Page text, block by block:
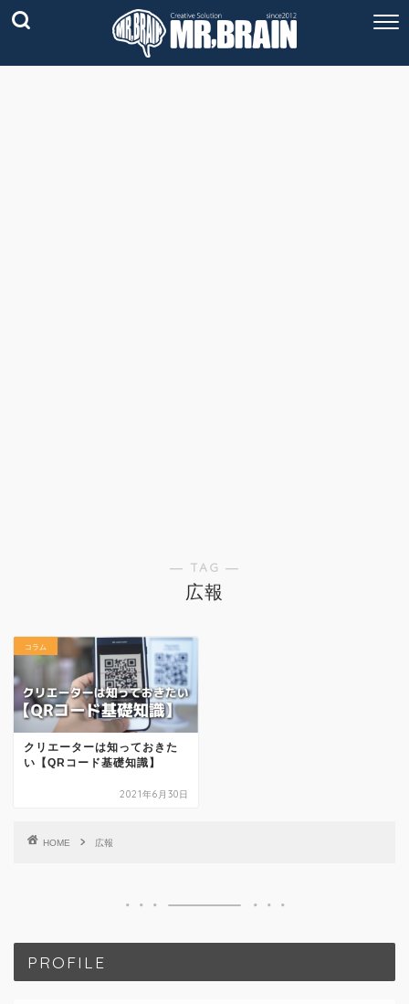
― TAG ―
広報
コラム
クリエーターは知っておきた
い【QRコード基礎知識】
2021年6月30日
HOME 広報
PROFILE